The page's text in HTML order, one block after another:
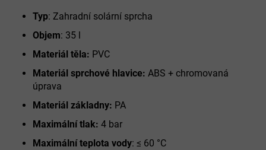
Typ: Zahradní solární sprcha
Objem: 35 l
Materiál těla: PVC
Materiál sprchové hlavice: ABS + chromovaná
úprava
Materiál základny: PA
Maximální tlak: 4 bar
Maximální teplota vody: ≤ 60 °C